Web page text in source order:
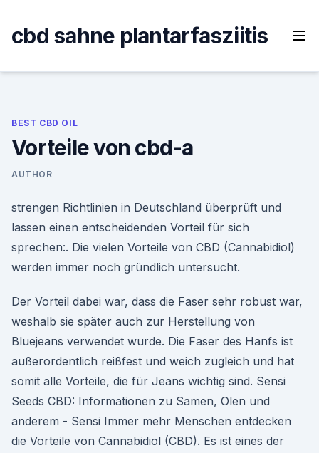
content
cbd sahne plantarfasziitis
BEST CBD OIL
Vorteile von cbd-a
AUTHOR
strengen Richtlinien in Deutschland überprüft und
lassen einen entscheidenden Vorteil für sich
sprechen:. Die vielen Vorteile von CBD (Cannabidiol)
werden immer noch gründlich untersucht.
Der Vorteil dabei war, dass die Faser sehr robust war,
weshalb sie später auch zur Herstellung von
Bluejeans verwendet wurde. Die Faser des Hanfs ist
außerordentlich reißfest und weich zugleich und hat
somit alle Vorteile, die für Jeans wichtig sind. Sensi
Seeds CBD: Informationen zu Samen, Ölen und
anderem - Sensi Immer mehr Menschen entdecken
die Vorteile von Cannabidiol (CBD). Es ist eines der